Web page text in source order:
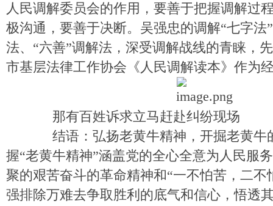
人民调解委员会的作用，要善于把握调解过
极沟通，要善于决断。吴强忠的调解“七字法
法、“六善”调解法，深受调解战线的青睐，
市基层法律工作协会《人民调解读本》作为
那有百姓诉求立马赶赴纠纷现场
结语：弘扬老黄牛精神，开掘老黄牛
握“老黄牛精神”涵盖党的全心全意为人民服
聚的艰苦奋斗的革命精神和“一不怕苦，二不
强排除万难去争取胜利的底气和信心，悟透